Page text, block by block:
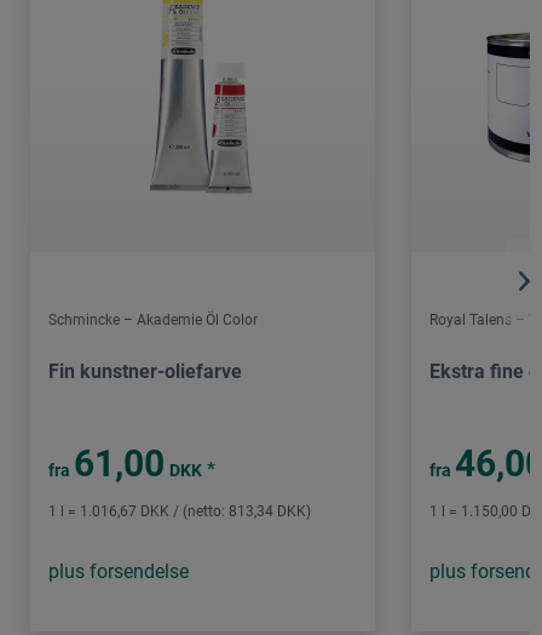
Schmincke – Akademie Öl Color
Fin kunstner-oliefarve
fra 61,00 DKK *
1 l = 1.016,67 DKK / (netto: 813,34 DKK)
plus forsendelse
Royal Talens –
Ekstra fine
fra
1 l = 1.150,00
plus